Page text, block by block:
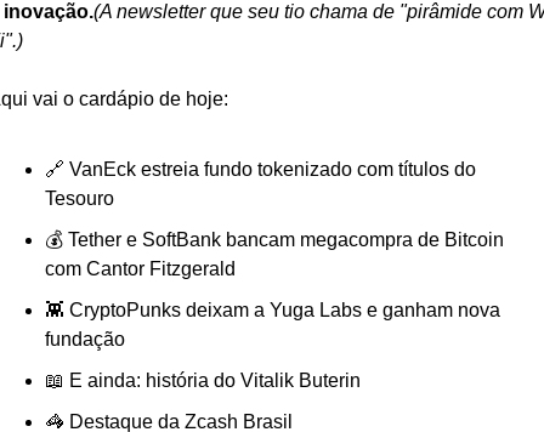
inovação.(A newsletter que seu tio chama de "pirâmide com
vai o cardápio de hoje:
🔗 VanEck estreia fundo tokenizado com títulos do
Tesouro
💰 Tether e SoftBank bancam megacompra de Bitcoin
com Cantor Fitzgerald
👾 CryptoPunks deixam a Yuga Labs e ganham nova
fundação
📖 E ainda: história do Vitalik Buterin
🦓 Destaque da Zcash Brasil